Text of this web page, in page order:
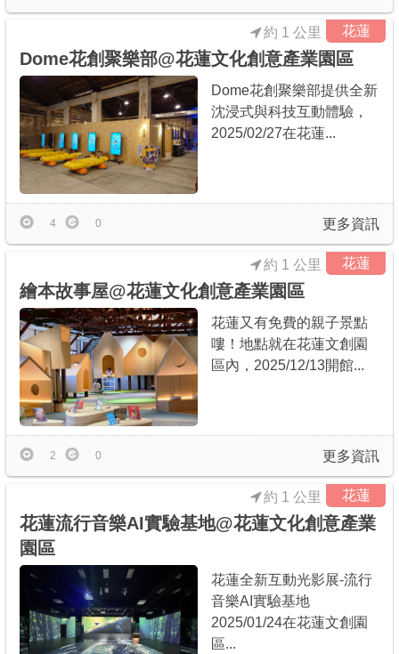
花蓮
Dome花創聚樂部@花蓮文化創意產業園區
約 1 公里
Dome花創聚樂部提供全新
沈浸式與科技互動體驗，
2025/02/27在花蓮...
更多資訊
4 0
花蓮
繪本故事屋@花蓮文化創意產業園區
約 1 公里
花蓮又有免費的親子景點
嘍！地點就在花蓮文創園
區內，2025/12/13開館...
更多資訊
2 0
花蓮
花蓮流行音樂AI實驗基地@花蓮文化創意產業
園區
約 1 公里
花蓮全新互動光影展-流行
音樂AI實驗基地
2025/01/24在花蓮文創園
區...